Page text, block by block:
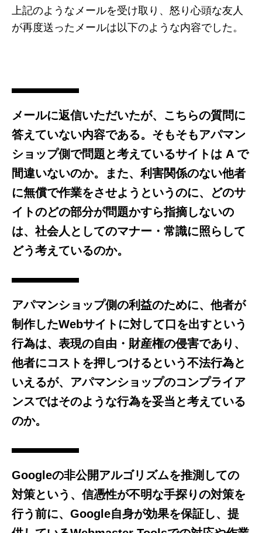
上記のようなメールを受け取り、怒り心頭な友人
が再度送ったメールは以下のような内容でした。
メールに返信いただいたが、こちらの質問に
答えていない内容である。そもそもアパマン
ショップ側で問題と考えているサイトは A で
間違いないのか。また、利害関係のない他者
に無償で作業をさせようというのに、どのサ
イトのどの部分が問題かすら指摘しないの
は、社会人としてのマナー・常識に照らして
どう考えているのか。
アパマンショップ側の利益のために、他者が
制作したWebサイトに対して口を出すという
行為は、表現の自由・財産権の侵害であり、
他者にコストを押しつけるという不法行為と
いえるが、アパマンショップのコンプライア
ンスではそのような行為を妥当と考えている
のか。
Googleの非公開アルゴリズムを推測しての
対策という、信憑性が不明な手探りの対策を
行う前に、Google自身が効果を保証し、提